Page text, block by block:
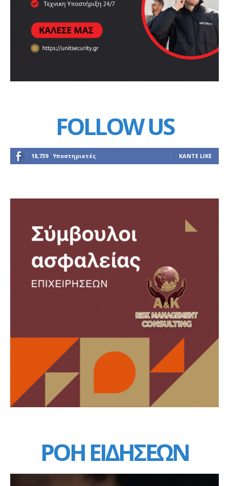
FOLLOW US
18,739 Υποστηρικτές ΚΆΝΤΕ LIKE
ΡΟΗ ΕΙΔΗΣΕΩΝ